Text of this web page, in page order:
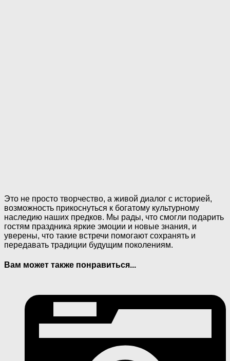
Это не просто творчество, а живой диалог с историей,
возможность прикоснуться к богатому культурному
наследию наших предков. Мы рады, что смогли подарить
гостям праздника яркие эмоции и новые знания, и
уверены, что такие встречи помогают сохранять и
передавать традиции будущим поколениям.
Вам может также понравиться...